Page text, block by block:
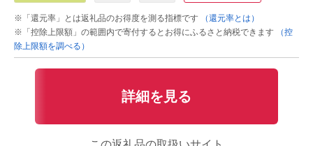
※「還元率」とは返礼品のお得度を測る指標です
（還元率とは）
※「控除上限額」の範囲内で寄付するとお得にふるさと納税できます
（控
除上限額を調べる）
詳細を見る